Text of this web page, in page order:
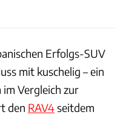
Erfolgs-SUV
mit kuschelig – ein
Vergleich zur
den RAV4seitdem